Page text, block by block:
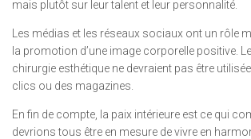
mais plutôt sur leur talent et leur personnalité.
Les médias et les réseaux sociaux ont un rôle
la promotion d’une image corporelle positive.
chirurgie esthétique ne devraient pas être
clics ou des magazines.
En fin de compte, la paix intérieure est ce qui
devrions tous être en mesure de vivre en